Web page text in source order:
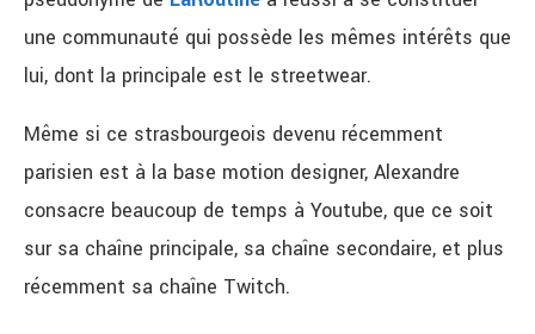
une communauté qui possède les mêmes intérêts que
lui, dont la principale est le streetwear.
Même si ce strasbourgeois devenu récemment
parisien est à la base motion designer, Alexandre
consacre beaucoup de temps à Youtube, que ce soit
sur sa chaîne principale, sa chaîne secondaire, et plus
récemment sa chaîne Twitch.